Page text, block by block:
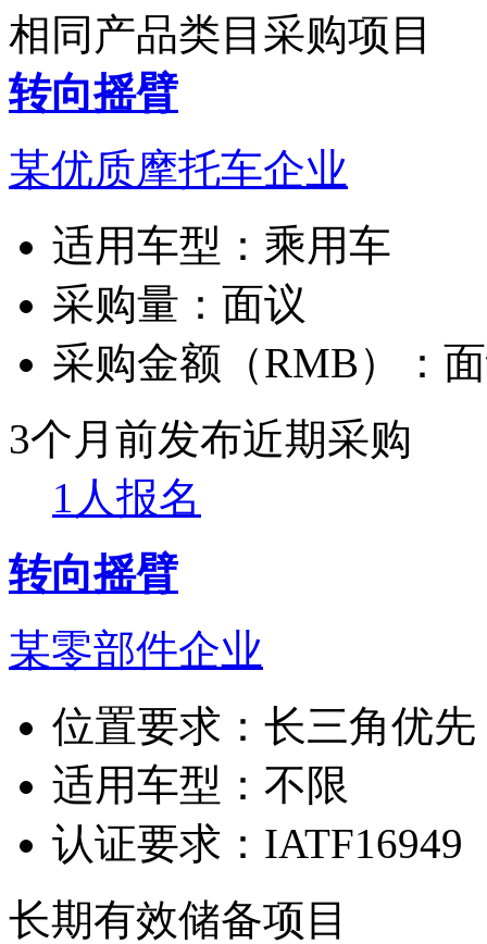
相同产品类目采购项目
转向摇臂
某优质摩托车企业
适用车型： 乘用车
采购量： 面议
采购金额（RMB）：
3个月前发布近期采购
1人报名
转向摇臂
某零部件企业
位置要求： 长三角优先
适用车型： 不限
认证要求： IATF16949
长期有效储备项目